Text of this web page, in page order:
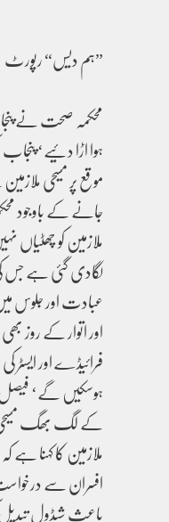
”ہم دیس“ رپورٹ
محکمہ صحت نے
ہوا اڑا دئیے‘
موقع پر مسیحی
جانے کے باوجود
ملازمین کو چھٹیاں
لگادی گئی ہے
عبادت اور جلوس
اور اتوار کے روز
فرائیڈے اور
ہوسکیں گے‘ فیصل
کے لگ بھگ
ملازمین کا کہنا
افسران سے
باعث شیڈول